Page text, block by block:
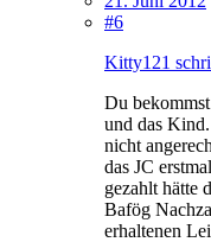
#6
Kitty121
Du
und das
nicht
das JC
gezahlt hätte
Bafög
erhaltenen